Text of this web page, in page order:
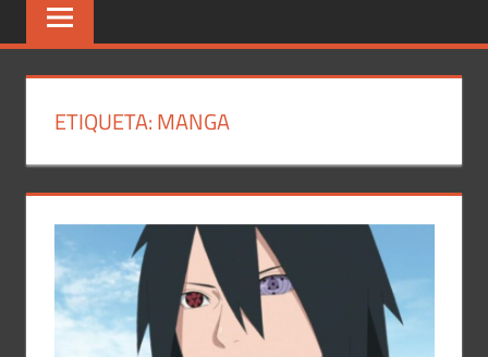
ETIQUETA:MANGA